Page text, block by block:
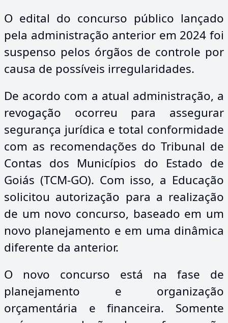
O edital do concurso público lançado
pela administração anterior em 2024 foi
suspenso pelos órgãos de controle por
causa de possíveis irregularidades.
De acordo com a atual administração, a
revogação ocorreu para assegurar
segurança jurídica e total conformidade
com as recomendações do Tribunal de
Contas dos Municípios do Estado de
Goiás (TCM-GO). Com isso, a Educação
solicitou autorização para a realização
de um novo concurso, baseado em um
novo planejamento e em uma dinâmica
diferente da anterior.
O novo concurso está na fase de
planejamento e organização
orçamentária e financeira. Somente